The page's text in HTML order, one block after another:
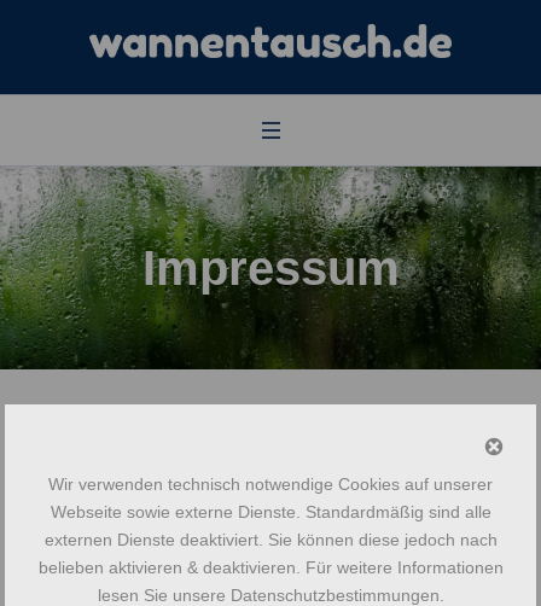
Impressum
Claudia Trommler
Osterweder Straße 26
27726 Worpswede
Deutschland
Wir verwenden technisch notwendige Cookies auf unserer
Webseite sowie externe Dienste. Standardmäßig sind alle
externen Dienste deaktiviert. Sie können diese jedoch nach
belieben aktivieren & deaktivieren. Für weitere Informationen
lesen Sie unsere Datenschutzbestimmungen.